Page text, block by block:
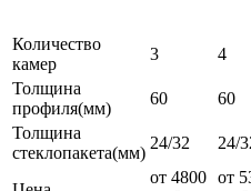
Количество
камер
3 4
Толщина
профиля(мм)
60 60
Толщина
стеклопакета(мм)
24/32 24/
от 4800 от